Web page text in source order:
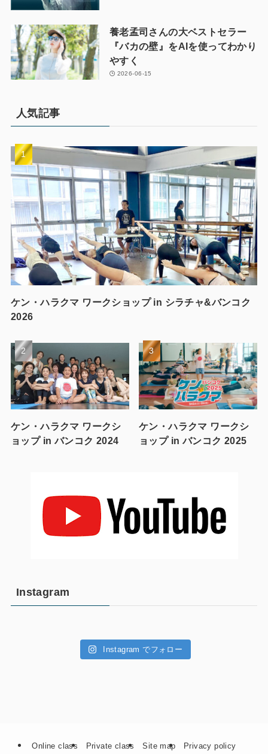
養老孟司さんの大ベストセラー
『バカの壁』をAIを使ってわかり
やすく
2026-06-15
人気記事
ケン・ハラクマ ワークショップ in シラチャ&バンコク
2026
ケン・ハラクマ ワークシ
ョップ in バンコク 2024
ケン・ハラクマ ワークシ
ョップ in バンコク 2025
Instagram
Instagram でフォロー
Online class Private class Site map Privacy policy